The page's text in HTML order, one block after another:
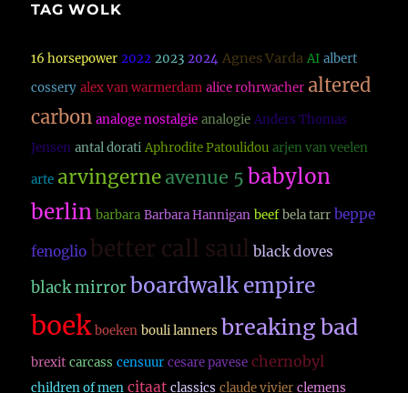
TAG WOLK
16 horsepower 2022 2023 2024 Agnes Varda AI albert
cossery alex van warmerdam alice rohrwacher altered
carbon analoge nostalgie analogie Anders Thomas
Jensen antal dorati Aphrodite Patoulidou arjen van veelen
arte arvingerne avenue 5 babylon
berlin barbara Barbara Hannigan beef bela tarr beppe
fenoglio better call saul black doves
black mirror boardwalk empire
boek boeken bouli lanners breaking bad
brexit carcass censuur cesare pavese chernobyl
children of men citaat classics claude vivier clemens